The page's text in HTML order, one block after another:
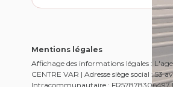
Mentions légales
Affichage des informations légales :
CENTRE VAR | Adresse siège social :
Intracommunautaire : FR57878306497